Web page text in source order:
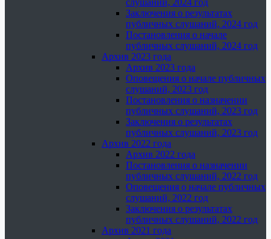
слушаний, 2024 год
Заключения о результатах
публичных слушаний, 2024 год
Постановления о начале
публичных слушаний, 2024 год
Архив 2023 года
Архив 2023 года
Оповещения о начале публичных
слушаний, 2023 год
Постановления о назначении
публичных слушаний, 2023 год
Заключения о результатах
публичных слушаний, 2023 год
Архив 2022 года
Архив 2022 года
Постановления о назначении
публичных слушаний, 2022 год
Оповещения о начале публичных
слушаний, 2022 год
Заключения о результатах
публичных слушаний, 2022 год
Архив 2021 года